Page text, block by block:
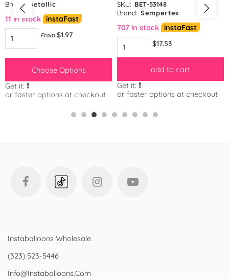
Brand:
Betallic
11 in stock instaFast
From $1.97
Choose Options
Get it: ❗️
or faster options at checkout
SKU: BET-53148
Brand: Sempertex
707 in stock instaFast
$17.53
add to cart
Get it: ❗️
or faster options at checkout
Instaballoons Wholesale
(323) 523-5446
Info@instaballoons.com